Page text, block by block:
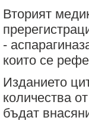
Вторият
-
които се
Изданието
количества
бъдат